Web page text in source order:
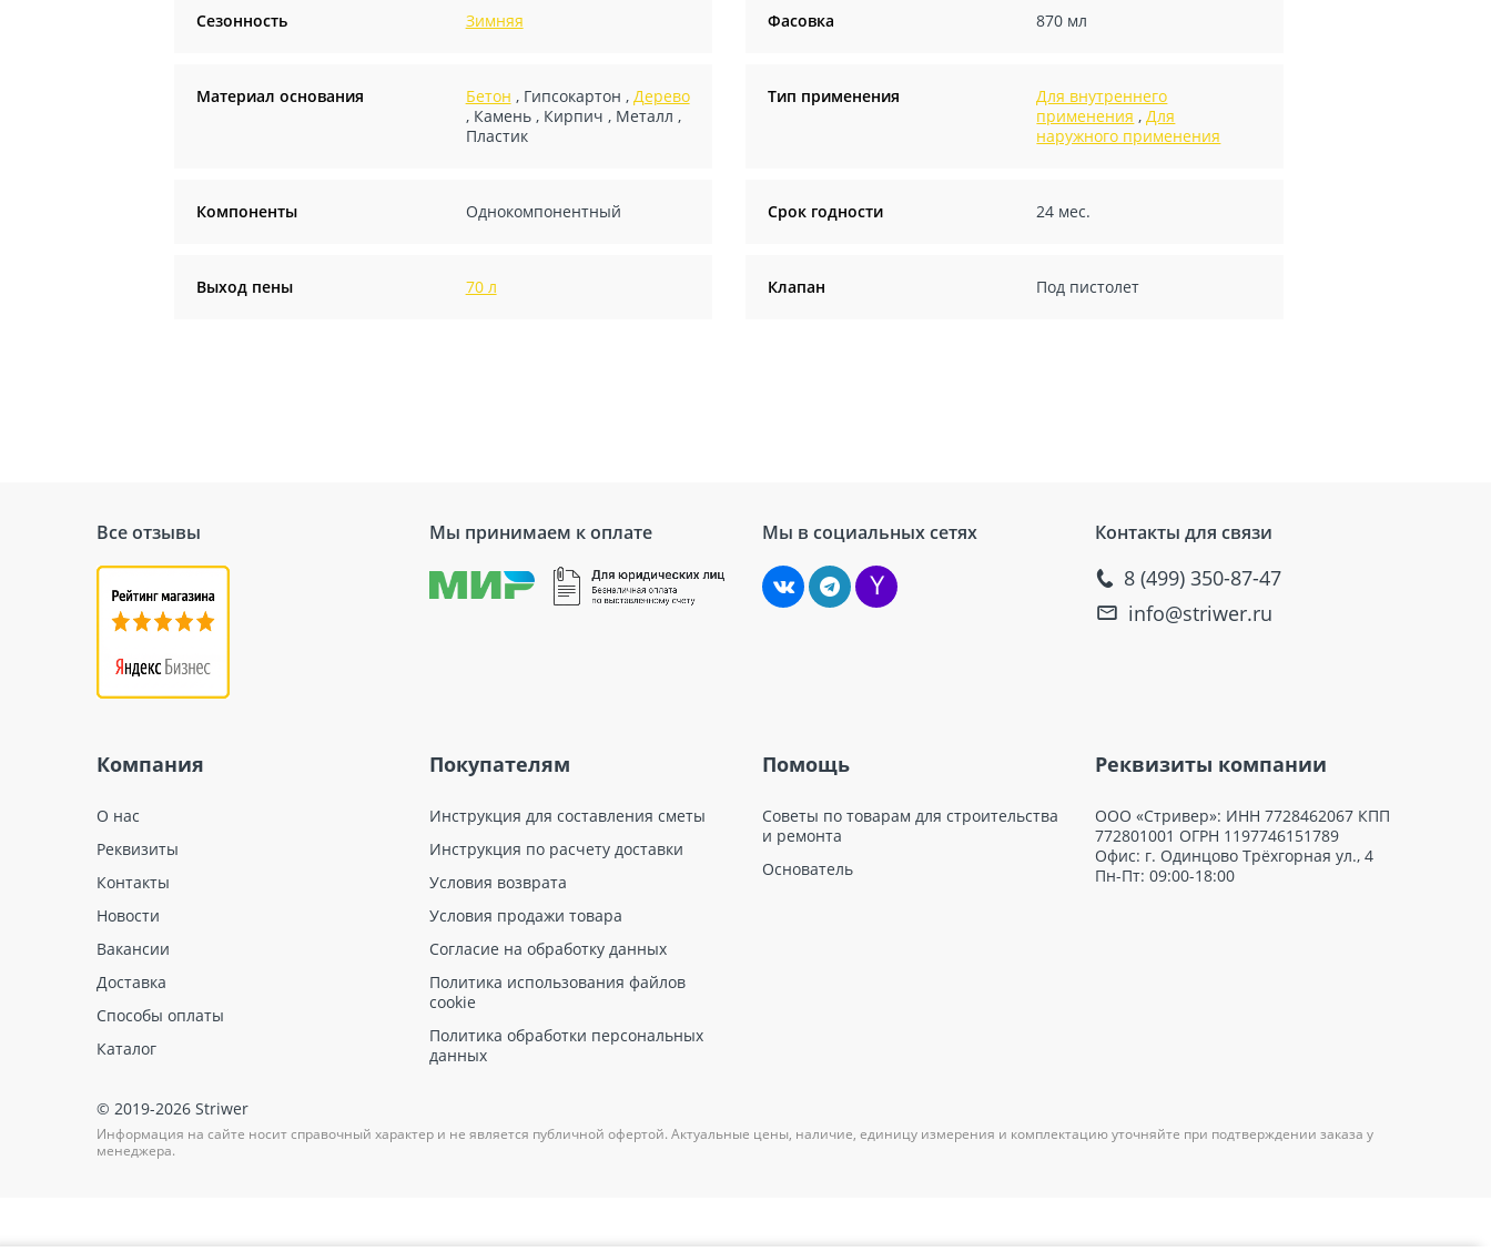
Сезонность Зимняя Фасовка 870 мл
Материал основания Бетон , Гипсокартон , Дерево
, Камень, Кирпич , Металл ,
Пластик
Тип применения
Для внутреннего
применения ,Для
наружного применения
Компоненты Однокомпонентный Срок годности 24 мес.
Выход пены 70 л Клапан Под пистолет
Все отзывы Мы принимаем к оплате Мы в социальных сетях Контакты для связи
8 (499) 350-87-47
info@striwer.ru
Компания
О нас
Реквизиты
Контакты
Новости
Вакансии
Доставка
Способы оплаты
Каталог
Покупателям
Инструкция для составления сметы
Инструкция по расчету доставки
Условия возврата
Условия продажи товара
Согласие на обработку данных
Политика использования файлов
cookie
Политика обработки персональных
данных
Помощь
Советы по товарам для строительства
и ремонта
Основатель
Реквизиты компании
ООО «Стривер»: ИНН 7728462067 КПП
772801001 ОГРН 1197746151789
Офис: г. Одинцово Трёхгорная ул., 4
Пн-Пт: 09:00-18:00
© 2019-2026 Striwer
Информация на сайте носит справочный характер и не является публичной офертой. Актуальные цены, наличие, единицу измерения и комплектацию уточняйте при подтверждении заказа у
менеджера.